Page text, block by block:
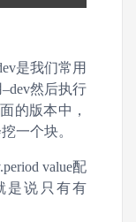
是我们常用
然后执行
的版本中，
一个块。
value配
是说只有有